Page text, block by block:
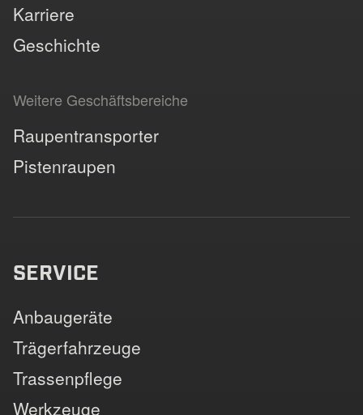
Karriere
Geschichte
Weitere Geschäftsbereiche
Raupentransporter
Pistenraupen
SERVICE
Anbaugeräte
Trägerfahrzeuge
Trassenpflege
Werkzeuge